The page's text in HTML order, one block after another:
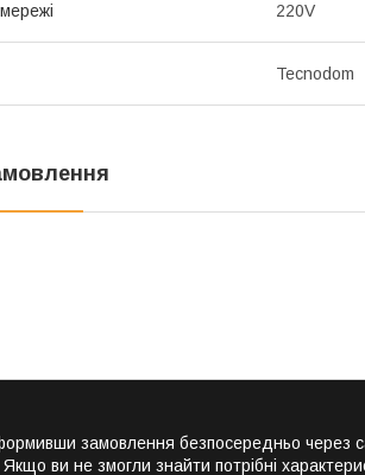
220V
Tecnodom
замовлення безпосередньо
ви не змогли знайти потрібні